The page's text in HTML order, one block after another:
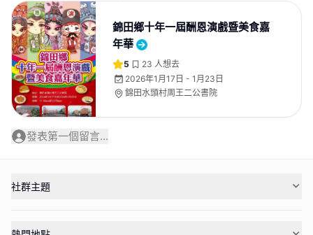
錦田鄉十年一屆酬恩演戲暨美食嘉
年華
5 23 人想去
2026年1月17日 - 1月23日
錦田水頭村周王二公書院
發表第一個留言...
社群主題